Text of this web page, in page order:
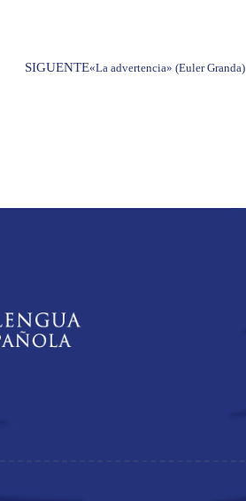
SIGUENTE«La advertencia» (Euler Granda)